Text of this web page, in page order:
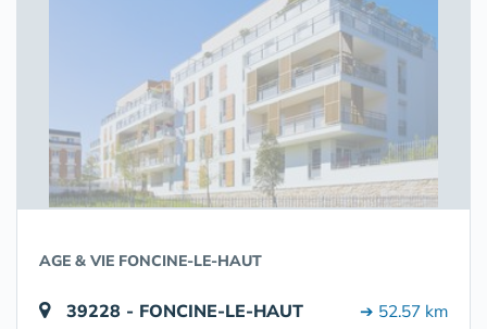
AGE & VIE FONCINE-LE-HAUT
39228 - FONCINE-LE-HAUT ➔ 52.57 km